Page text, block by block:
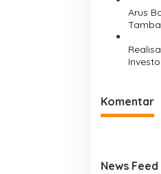
Arus
Komentar
News Feed